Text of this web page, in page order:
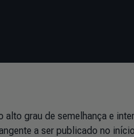
alto grau de semelhança e
a ser publicado no